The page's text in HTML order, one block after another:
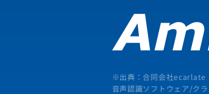
※出典：合同会社ecarlate
音声認識ソフトウェア/ク